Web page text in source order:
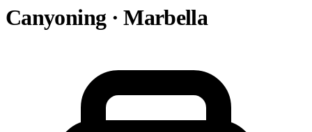
Canyoning · Marbella